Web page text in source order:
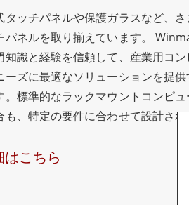
性に優れ、高度にカスタマイズ可能
提供します。堅牢な構造、コンパク
カスタマイズオプションにより、こ
まざまな産業用アプリケーションに
シックなエントリーレベルのシステ
アプリケーション向けの高性能な
様のニーズを満たすシャーシ型パ
ーンインターフェースは直感的でユ
な操作性を提供し、オペレーターは
ョンを操作することができます。
の高い性能、柔軟な構成により、
PCは、堅牢で耐久性の高いコンピ
ーションを必要とする産業用およ
その他の産業用アプリケーションの
WinmateのIP65パネルPCは、中断
タッチパネルや保護ガラスなど、さ
パネルを取り揃えています。
知識と経験を信頼して、産業用コン
ーズに最適なソリューションを提供
。標準的なラックマウントコンピュ
も、特定の要件に合わせて設計さ
ションをお探しの場合も、ウィン
い。 お客様のプロジェクトに最適
ピュータを見つけるプロセスを簡素
にお問い合わせください。当社
はこちら